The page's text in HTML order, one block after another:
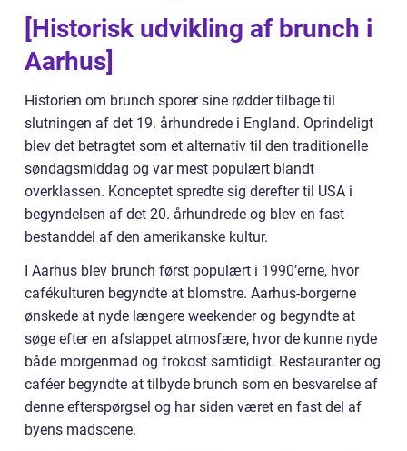
[Historisk udvikling af brunch i
Aarhus]
Historien om brunch sporer sine rødder tilbage til
slutningen af det 19. århundrede i England. Oprindeligt
blev det betragtet som et alternativ til den traditionelle
søndagsmiddag og var mest populært blandt
overklassen. Konceptet spredte sig derefter til USA i
begyndelsen af det 20. århundrede og blev en fast
bestanddel af den amerikanske kultur.
I Aarhus blev brunch først populært i 1990’erne, hvor
cafékulturen begyndte at blomstre. Aarhus-borgerne
ønskede at nyde længere weekender og begyndte at
søge efter en afslappet atmosfære, hvor de kunne nyde
både morgenmad og frokost samtidigt. Restauranter og
caféer begyndte at tilbyde brunch som en besvarelse af
denne efterspørgsel og har siden været en fast del af
byens madscene.